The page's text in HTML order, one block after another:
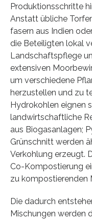
Produktionsschritte
Anstatt übliche
fasern aus Indien
die Beteiligten lokal
Landschaftspflege
extensiven
um verschiedene
herzustellen und zu
Hydrokohlen eignen
landwirtschaftliche
aus Biogasanlagen;
Grünschnitt werden
Verkohlung erzeugt.
Co-Kompostierung
zu kompostierenden
Die dadurch
Mischungen werden